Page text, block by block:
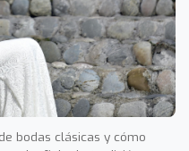
bodas clásicas y cómo